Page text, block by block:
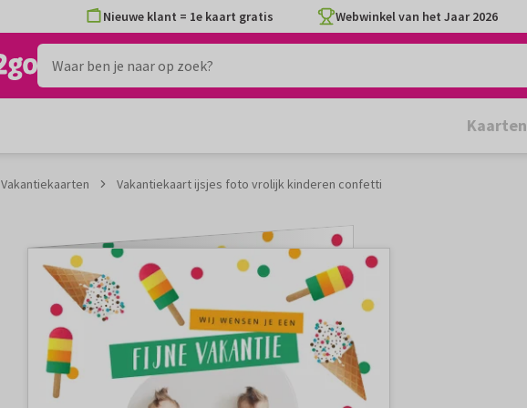
Nieuwe klant = 1e kaart gratis Webwinkel van het Jaar 2026
Kaarten
Vakantiekaarten Vakantiekaart ijsjes foto vrolijk kinderen confetti